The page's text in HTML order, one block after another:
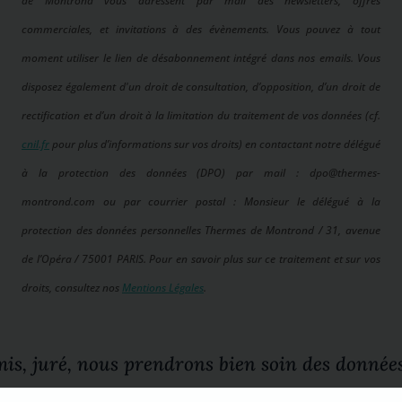
commerciales, et invitations à des évènements. Vous pouvez à tout
moment utiliser le lien de désabonnement intégré dans nos emails. Vous
disposez également d'un droit de consultation, d’opposition, d’un droit de
rectification et d’un droit à la limitation du traitement de vos données (cf.
cnil.fr pour plus d’informations sur vos droits) en contactant notre délégué
à la protection des données (DPO) par mail : dpo@thermes-
montrond.com ou par courrier postal : Monsieur le délégué à la
protection des données personnelles Thermes de Montrond / 31, avenue
de l’Opéra / 75001 PARIS. Pour en savoir plus sur ce traitement et sur vos
droits, consultez nos Mentions Légales
juré, nous prendrons bien soin des